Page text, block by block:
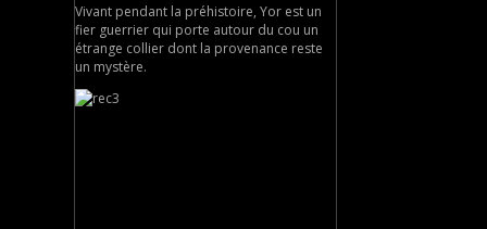
Vivant pendant la préhistoire, Yor est un
fier guerrier qui porte autour du cou un
étrange collier dont la provenance reste
un mystère.